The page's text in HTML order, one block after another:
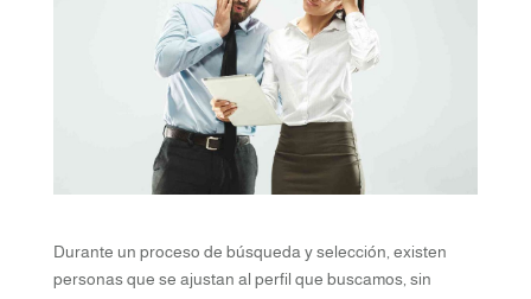
Durante un proceso de búsqueda y selección, existen
personas que se ajustan al perfil que buscamos, sin